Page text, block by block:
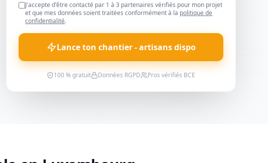
J'accepte d'être contacté par 1 à 3 partenaires vérifiés pour mon projet
et que mes données soient traitées conformément à la politique de
confidentialité.
Lance ton chantier - artisans dispo
100 % gratuit Données RGPD Pros vérifiés BCE